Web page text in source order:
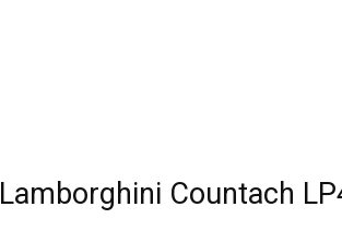
Lamborghini Countach